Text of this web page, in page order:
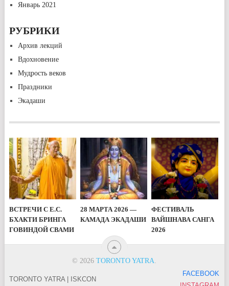
Январь 2021
РУБРИКИ
Архив лекций
Вдохновение
Мудрость веков
Праздники
Экадаши
ВСТРЕЧИ С Е.С.
БХАКТИ БРИНГА
ГОВИНДОЙ СВАМИ
28 МАРТА 2026 —
КАМАДА ЭКАДАШИ
ФЕСТИВАЛЬ
ВАЙШНАВА САНГА
2026
© 2026TORONTO YATRA.
TORONTO YATRA | ISKCON
FACEBOOK